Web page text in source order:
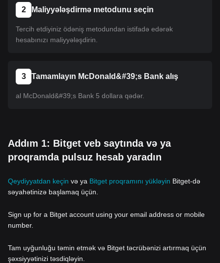
2 Maliyyələşdirmə metodunu seçin
Tercih etdiyiniz ödəniş metodundan istifadə edərək
hesabınızı maliyyələşdirin.
3 Tamamlayın McDonald&#39;s Bank alış
al McDonald&#39;s Bank 5 dollara qədər.
Addım 1: Bitget veb saytında və ya
proqramda pulsuz hesab yaradın
Qeydiyyatdan keçin və ya Bitget proqramını yükləyin Bitget-də
səyahətinizə başlamaq üçün.
Sign up for a Bitget account using your email address or mobile
number.
Tam uyğunluğu təmin etmək və Bitget təcrübənizi artırmaq üçün
şəxsiyyətinizi təsdiqləyin.